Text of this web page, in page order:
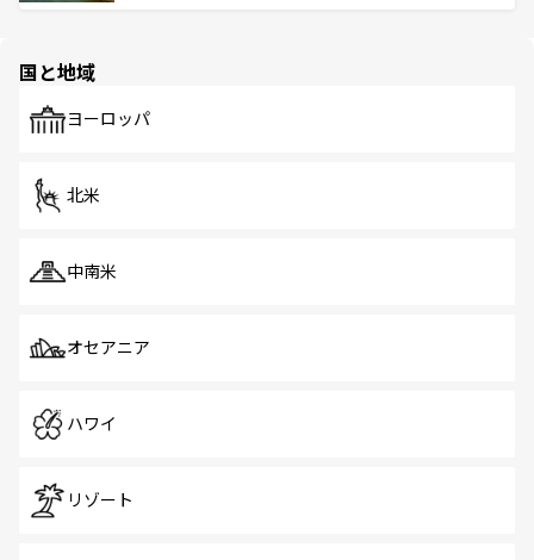
で、ホーカーズは地元の風情を楽しめる外せないスポット
国と地域
ヨーロッパ
北米
中南米
オセアニア
ハワイ
リゾート